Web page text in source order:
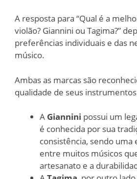
A resposta para “Qual é a
violão? Giannini ou Tagima?”
preferências individuais e das
músico.
Ambas as marcas são
qualidade de seus
A Giannini possui um
é conhecida por sua
consistência, sendo uma
entre muitos músicos
artesanato e a